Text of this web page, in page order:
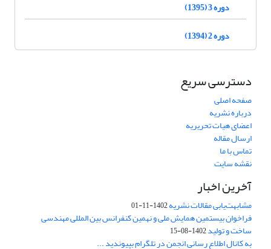
دوره 3 (1395)
دوره 2 (1394)
دسترسی سریع
صفحه اصلی
درباره نشریه
اعضای هیات تحریریه
ارسال مقاله
تماس با ما
نقشه سایت
آخرین اخبار
مشابهت‌یابی مقالات نشریه1402-11-01
فراخوان بیستمین همایش ملی و نهمین کنفرانس بین المللی مهندسی
ساخت و تولید1402-08-15
به کانال اطلاع رسانی انجمن در تلگرام بپیوندید ...